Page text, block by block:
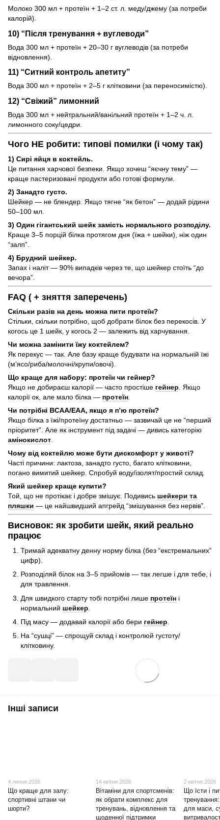
Молоко 300 мл + протеїн + 1–2 ст. л. меду/джему (за потреби
калорій).
10) “Після тренування + вуглеводи”
Вода 300 мл + протеїн + 20–30 г вуглеводів (за потреби
відновлення).
11) “Ситний контроль апетиту”
Вода 300 мл + протеїн + 2–5 г клітковини (за переносимістю).
12) “Свіжий” лимонний
Вода 300 мл + нейтральний/ванільний протеїн + 1–2 ч. л.
лимонного соку/цедри.
Чого НЕ робити: типові помилки (і чому так)
1) Сирі яйця в коктейль.
Це питання харчової безпеки. Якщо хочеш “яєчну тему” —
краще пастеризовані продукти або готові формули.
2) Занадто густо.
Шейкер — не блендер. Якщо тягне “як бетон” — додай рідини
50–100 мл.
3) Один гігантський шейк замість нормального розподілу.
Краще 3–5 порцій білка протягом дня (їжа + шейки), ніж один
“залп”.
4) Брудний шейкер.
Запах і наліт — 90% випадків через те, що шейкер стоїть “до
вечора”.
FAQ ( + зняття заперечень)
Скільки разів на день можна пити протеїн?
Стільки, скільки потрібно, щоб добрати білок без перекосів. У
когось це 1 шейк, у когось 2 — залежить від харчування.
Чи можна замінити їжу коктейлем?
Як перекус — так. Але базу краще будувати на нормальній їжі
(м’ясо/риба/молочні/крупи/овочі).
Що краще для набору: протеїн чи гейнер?
Якщо не добираєш калорії — часто простіше гейнер. Якщо
калорії ок, але мало білка — протеїн.
Чи потрібні BCAA/EAA, якщо я п’ю протеїн?
Якщо білка з їжі/протеїну достатньо — зазвичай це не “перший
пріоритет”. Але як інструмент під задачі — дивись категорію
амінокислот.
Чому від коктейлю може бути дискомфорт у животі?
Часті причини: лактоза, занадто густо, багато клітковини,
погано вимитий шейкер. Спробуй воду/ізолят/простий склад.
Який шейкер краще купити?
Той, що не протікає і добре змішує. Подивись шейкери та
пляшки — це найшвидший апгрейд “змішування без нервів”.
Висновок: як зробити шейк, який реально
працює
Тримай адекватну денну норму білка (без “екстремальних”
цифр).
Розподіляй білок на 3–5 прийомів — так легше і для тебе, і
для травлення.
Для швидкого старту тобі потрібні лише протеїн і
нормальний шейкер
Під масу — додавай калорії або бери гейнер
На “сушці” — спрощуй склад і контролюй густоту/
клітковину.
Інші записи
4 липня 2026
Що краще для залу:
спортивні штани чи
шорти?
14 квітня 2026
Вітаміни для спортсменів:
як обрати комплекс для
тренувань, відновлення та
щоденної підтримки
2 квітня 2026
Що їсти і
для маси,